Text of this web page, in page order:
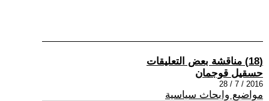
(18) مناقشة بعض التعليقات
حسقيل قوجمان
2016 / 7 / 28
مواضيع وابحاث سياسية